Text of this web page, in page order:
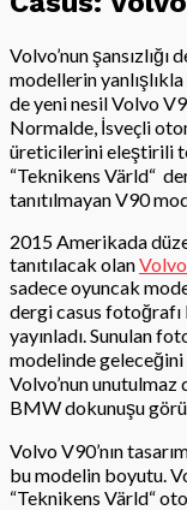
Volvo’nun şansızlığı
modellerin
de yeni nesil Volvo
Normalde, İsveçli
üreticilerini eleştirili
“Teknikens Värld“
tanıtılmayan V90
2015 Amerikada
tanıtılacak olan
sadece oyuncak
dergi casus
yayınladı. Sunulan
modelinde
Volvo’nun
BMW dokunuşu
Volvo V90’nın
bu modelin boyutu.
“Teknikens Värld“